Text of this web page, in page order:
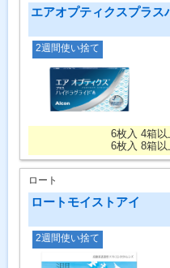
エアオプティクスプラス
2週間使い捨て
6枚入 4箱以
6枚入 8箱以
ロート
ロートモイストアイ
2週間使い捨て